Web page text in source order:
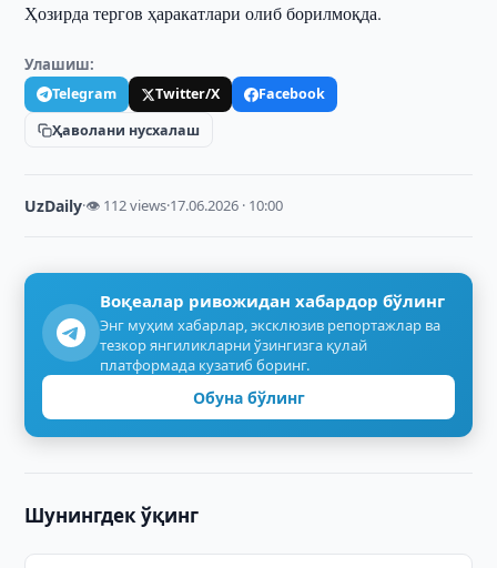
Ҳозирда тергов ҳаракатлари олиб борилмоқда.
Улашиш:
Telegram Twitter/X
Facebook
Ҳаволани нусхалаш
UzDaily·👁 112 views·17.06.2026 · 10:00
Воқеалар ривожидан хабардор бўлинг
Энг муҳим хабарлар, эксклюзив репортажлар ва
тезкор янгиликларни ўзингизга қулай
платформада кузатиб боринг.
Обуна бўлинг
Шунингдек ўқинг